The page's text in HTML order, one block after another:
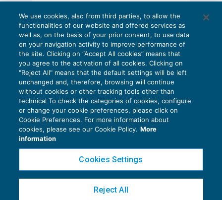
EU AI Act e studi professionali: le
scadenze concrete
27 Luglio 2026
di Diego BarberieStefano Dovier
Privacy Policy
Cookie Policy
Copyright 2016 ©Gruppo Euroconference S.p.A.v2.32.4
Piazza Luigi Einaudi, 10N01 - 20124 Milano - info@ecnews.it
We use cookies, also from third parties, to allow the
functionalities of our website and offered services as
well as, on the basis of your prior consent, to use data
on your navigation activity to improve performance of
the site. Clicking on “Accept All cookies” means that
you agree to the activation of all cookies. Clicking on
"Reject All" means that the default settings will be left
unchanged and, therefore, browsing will continue
without cookies or other tracking tools other than
technical To check the categories of cookies, configure
or change your cookie preferences, please click on
Cookie Preferences. For more information about
cookies, please see our Cookie Policy. More
information
Cookies Settings
Reject All